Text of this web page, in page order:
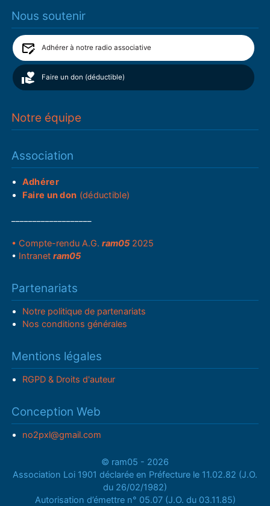
Nous soutenir
Adhérer à notre radio associative
Faire un don (déductible)
Notre équipe
Association
Adhérer
Faire un don (déductible)
• Compte-rendu A.G.ram05 2025
• Intranetram05
Partenariats
Notre politique de partenariats
Nos conditions générales
Mentions légales
RGPD & Droits d'auteur
Conception Web
no2pxl@gmail.com
© ram05 - 2026
Association Loi 1901 déclarée en Préfecture le 11.02.82 (J.O.
du 26/02/1982)
Autorisation d’émettre n° 05.07 (J.O. du 03.11.85)